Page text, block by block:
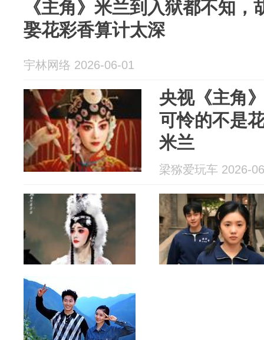
《主角》米兰到入狱都不知
娶花彩香算计太深
宇林网络 2026-06-01
央视《主角
可怜的不是
米兰
梁猕爱玩车 2026-